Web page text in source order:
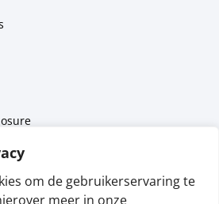
om de gebruikerservaring te
meer in onze